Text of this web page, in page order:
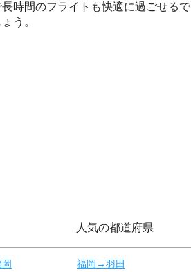
長時間のフライトも快適に過ごせるで
ょう。
人気の都道府県
福岡→羽田